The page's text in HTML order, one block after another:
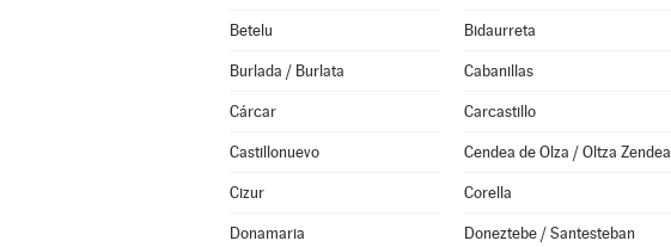
Betelu Bidaurreta
Burlada / Burlata Cabanillas
Cárcar Carcastillo
Castillonuevo Cendea de Olza / Oltza Zendea
Cizur Corella
Donamaria Doneztebe / Santesteban